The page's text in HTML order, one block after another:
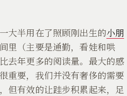
大半用在了照顾刚出生的小朋
里（主要是通勤，看娃和哄
年更多的阅读量。最大的感
重要，我们并没有奢侈的需要
但有效的让跬步积累起来，足